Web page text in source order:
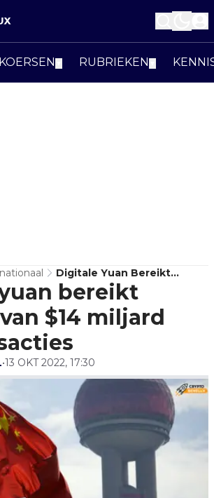
KOERSEN RUBRIEKEN
Digitale Yuan Bereikt
Mijlpaal Van $14 Miljard Aan
Transacties
bereikt
$14 miljard
•13 OKT 2022, 17:30